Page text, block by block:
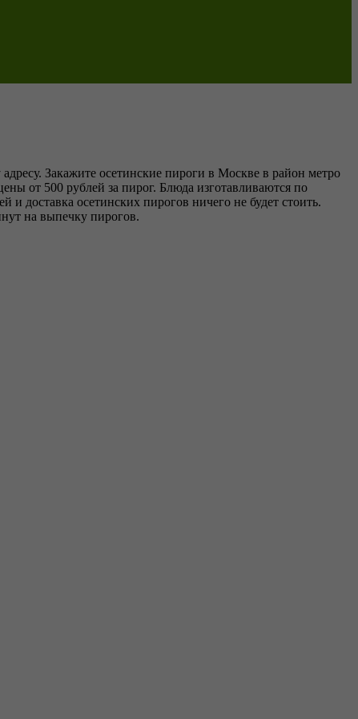
Закажите осетинские пироги в Москве в район метро
от 500 рублей за пирог. Блюда изготавливаются по
доставка осетинских пирогов ничего не будет стоить.
на выпечку пирогов.